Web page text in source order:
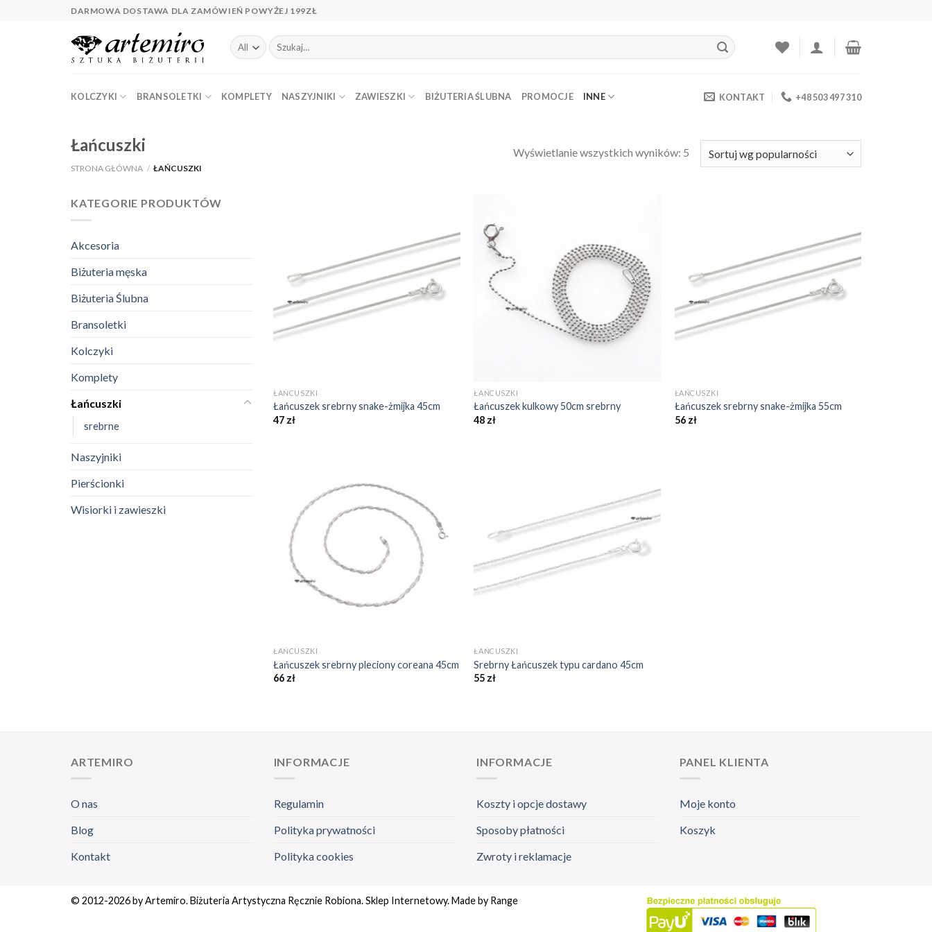
DARMOWA DOSTAWA DLA ZAMÓWIEŃ POWYŻEJ 199ZŁ
Szukaj:
KOLCZYKI BRANSOLETKI KOMPLETY NASZYJNIKI ZAWIESZKI BIŻUTERIA ŚLUBNA PROMOCJE INNE KONTAKT +48 503 497 310
Łańcuszki
STRONA GŁÓWNA / ŁAŃCUSZKI
Wyświetlanie wszystkich wyników: 5
KATEGORIE PRODUKTÓW
Akcesoria
Biżuteria męska
Biżuteria Ślubna
Bransoletki
Kolczyki
Komplety
Łańcuszki
srebrne
Naszyjniki
Pierścionki
Wisiorki i zawieszki
Dodaj do
ulubionych
ŁAŃCUSZKI
Łańcuszek srebrny snake-żmijka 45cm
47 zł
ulubionych
❤️
ŁAŃCUSZKI
Łańcuszek kulkowy 50cm srebrny
48 zł
Dodaj do
ulubionych
ŁAŃCUSZKI
Łańcuszek srebrny snake-żmijka 55cm
56 zł
ulubionych
❤️
ŁAŃCUSZKI
Łańcuszek srebrny pleciony coreana 45cm
66 zł
Dodaj do
ulubionych
ŁAŃCUSZKI
Srebrny Łańcuszek typu cardano 45cm
55 zł
ARTEMIRO
O nas
Blog
Kontakt
INFORMACJE
Regulamin
Polityka prywatności
Polityka cookies
INFORMACJE
Koszty i opcje dostawy
Sposoby płatności
Zwroty i reklamacje
PANEL KLIENTA
Moje konto
Koszyk
© 2012-2026 by Artemiro. Biżuteria Artystyczna Ręcznie Robiona. Sklep Internetowy. Made by Range